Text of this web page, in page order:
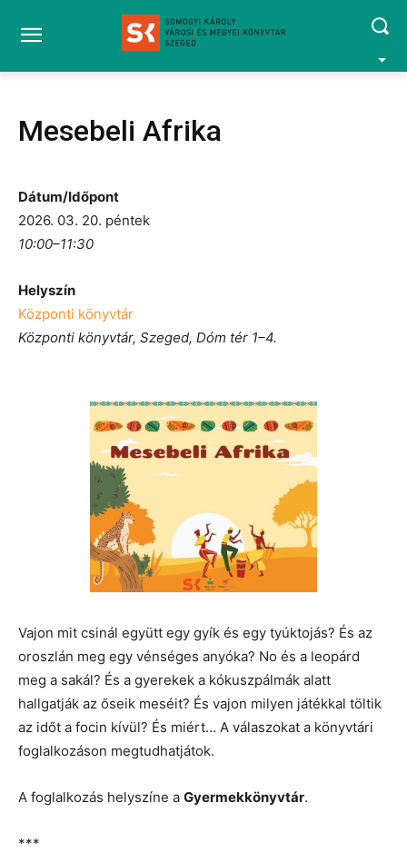
Mesebeli Afrika
Dátum/Időpont
2026. 03. 20. péntek
10:00–11:30
Helyszín
Központi könyvtár
Központi könyvtár, Szeged, Dóm tér 1–4.
Vajon mit csinál együtt egy gyík és egy tyúktojás? És az
oroszlán meg egy vénséges anyóka? No és a leopárd
meg a sakál? És a gyerekek a kókuszpálmák alatt
hallgatják az őseik meséit? És vajon milyen játékkal töltik
az időt a focin kívül? És miért… A válaszokat a könyvtári
foglalkozáson megtudhatjátok.
A foglalkozás helyszíne a Gyermekkönyvtár.
***